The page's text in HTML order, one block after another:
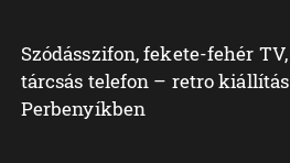
Szódásszifon, fekete-fehér TV,
tárcsás telefon – retro kiállítás
Perbenyíkben